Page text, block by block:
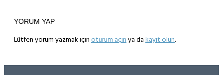
YORUM YAP
Lütfen yorum yazmak için oturum açın ya da kayıt olun.